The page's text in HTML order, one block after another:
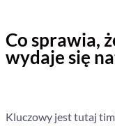
Co sprawia,
wydaje się
Kluczowy jest tutaj